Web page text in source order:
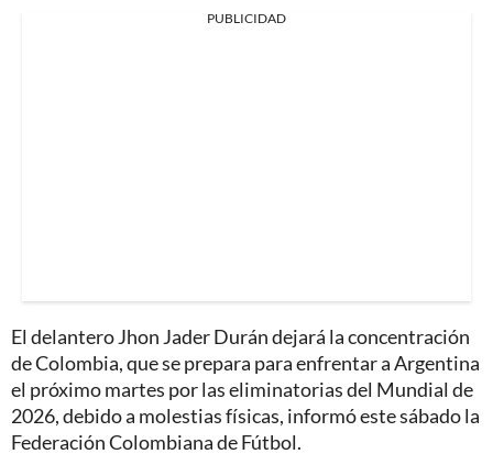
PUBLICIDAD
El delantero Jhon Jader Durán dejará la concentración
de Colombia, que se prepara para enfrentar a Argentina
el próximo martes por las eliminatorias del Mundial de
2026, debido a molestias físicas, informó este sábado la
Federación Colombiana de Fútbol.